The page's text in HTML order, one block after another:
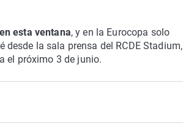
esta ventana, y en la Eurocopa solo
la sala prensa del RCDE Stadium,
el próximo 3 de junio.